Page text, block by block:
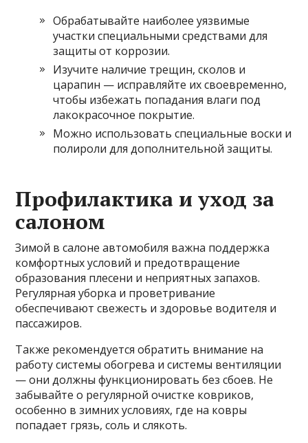
Обрабатывайте наиболее уязвимые
участки специальными средствами для
защиты от коррозии.
Изучите наличие трещин, сколов и
царапин — исправляйте их своевременно,
чтобы избежать попадания влаги под
лакокрасочное покрытие.
Можно использовать специальные воски и
полироли для дополнительной защиты.
Профилактика и уход за
салоном
Зимой в салоне автомобиля важна поддержка
комфортных условий и предотвращение
образования плесени и неприятных запахов.
Регулярная уборка и проветривание
обеспечивают свежесть и здоровье водителя и
пассажиров.
Также рекомендуется обратить внимание на
работу системы обогрева и системы вентиляции
— они должны функционировать без сбоев. Не
забывайте о регулярной очистке ковриков,
особенно в зимних условиях, где на ковры
попадает грязь, соль и слякоть.